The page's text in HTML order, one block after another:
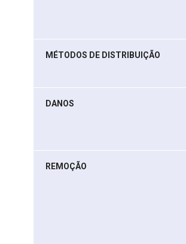
MÉTODOS DE DISTRIBUIÇÃO
DANOS
REMOÇÃO